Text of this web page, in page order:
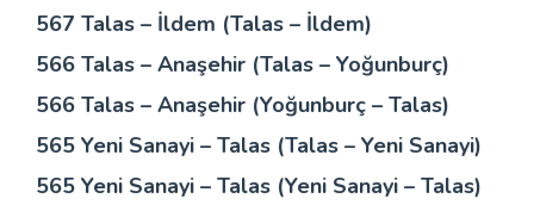
567 Talas – İldem (Talas – İldem)
566 Talas – Anaşehir (Talas – Yoğunburç)
566 Talas – Anaşehir (Yoğunburç – Talas)
565 Yeni Sanayi – Talas (Talas – Yeni Sanayi)
565 Yeni Sanayi – Talas (Yeni Sanayi – Talas)